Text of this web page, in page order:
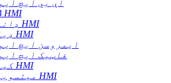
اې بي ایچ
HMI
ډانفوس HMI
ډیلټا HMI
ایمروسن ایچ
فاټیک ایچ
کینکو HMI
میتسوبیشي HMI